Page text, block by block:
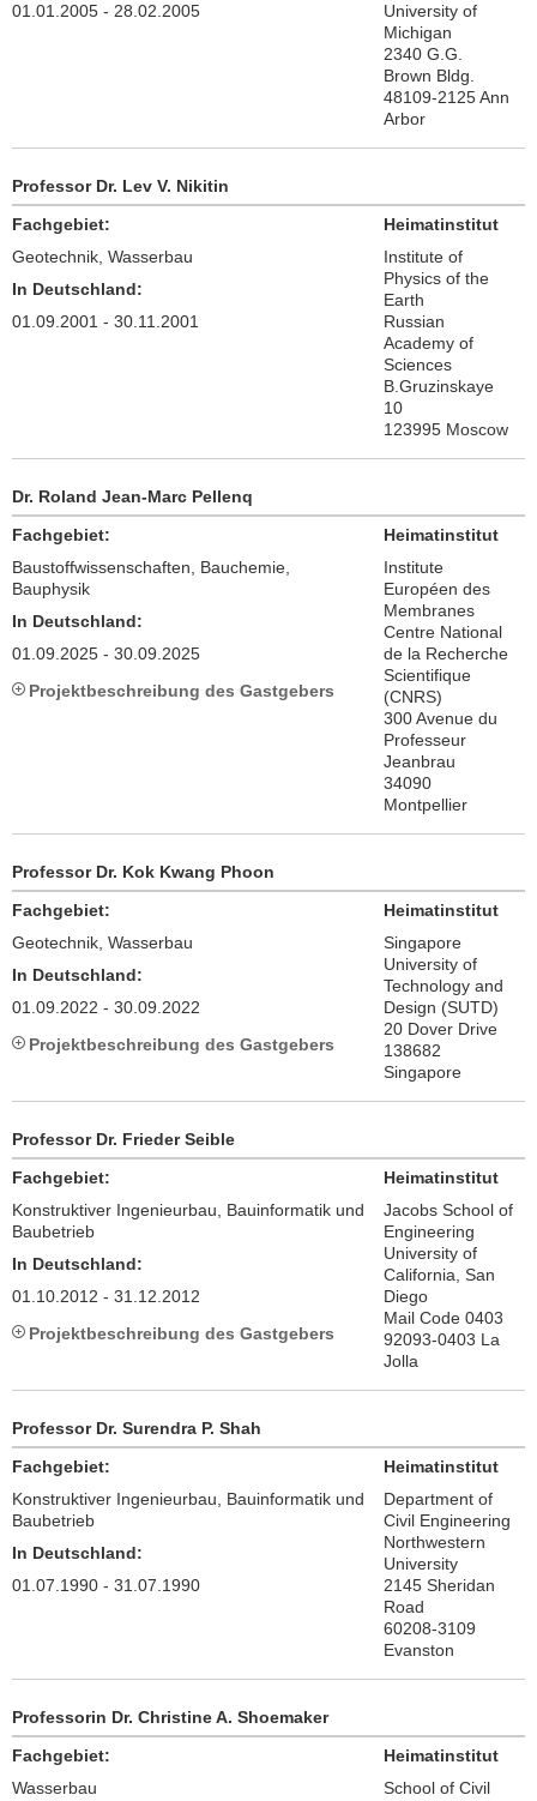
01.01.2005 - 28.02.2005
University of
Michigan
2340 G.G.
Brown Bldg.
48109-2125 Ann
Arbor
Professor Dr. Lev V. Nikitin
Fachgebiet:
Geotechnik, Wasserbau
In Deutschland:
01.09.2001 - 30.11.2001
Heimatinstitut
Institute of
Physics of the
Earth
Russian
Academy of
Sciences
B.Gruzinskaye
10
123995 Moscow
Dr. Roland Jean-Marc Pellenq
Fachgebiet:
Baustoffwissenschaften, Bauchemie,
Bauphysik
In Deutschland:
01.09.2025 - 30.09.2025
Projektbeschreibung des Gastgebers
Heimatinstitut
Institute
Européen des
Membranes
Centre National
de la Recherche
Scientifique
(CNRS)
300 Avenue du
Professeur
Jeanbrau
34090
Montpellier
Professor Dr. Kok Kwang Phoon
Fachgebiet:
Geotechnik, Wasserbau
In Deutschland:
01.09.2022 - 30.09.2022
Projektbeschreibung des Gastgebers
Heimatinstitut
Singapore
University of
Technology and
Design (SUTD)
20 Dover Drive
138682
Singapore
Professor Dr. Frieder Seible
Fachgebiet:
Konstruktiver Ingenieurbau, Bauinformatik und
Baubetrieb
In Deutschland:
01.10.2012 - 31.12.2012
Projektbeschreibung des Gastgebers
Heimatinstitut
Jacobs School of
Engineering
University of
California, San
Diego
Mail Code 0403
92093-0403 La
Jolla
Professor Dr. Surendra P. Shah
Fachgebiet:
Konstruktiver Ingenieurbau, Bauinformatik und
Baubetrieb
In Deutschland:
01.07.1990 - 31.07.1990
Heimatinstitut
Department of
Civil Engineering
Northwestern
University
2145 Sheridan
Road
60208-3109
Evanston
Professorin Dr. Christine A. Shoemaker
Fachgebiet:
Wasserbau
Heimatinstitut
School of Civil